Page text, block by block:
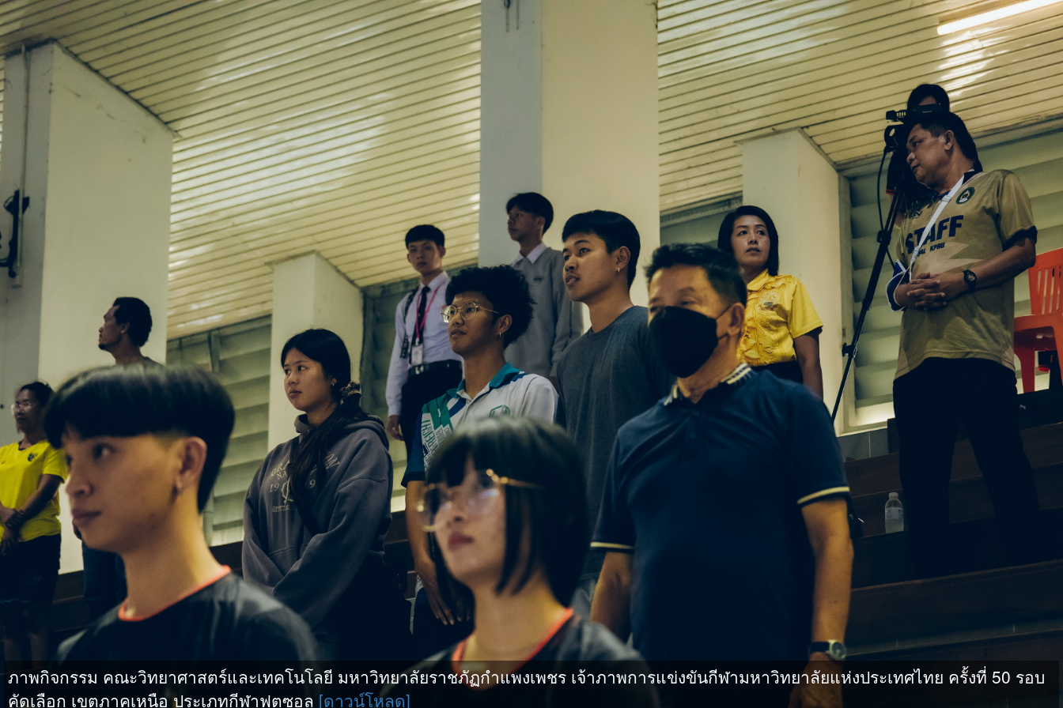
ภาพกิจกรรม คณะวิทยาศาสตร์และเทคโนโลยี มหาวิทยาลัยราชภัฏกำแพงเพชร เจ้าภาพการแข่งขันกีฬามหาวิทยาลัยแห่งประเทศไทย ครั้งที่ 50 รอบ
คัดเลือก เขตภาคเหนือ ประเภทกีฬาฟุตซอล [ดาวน์โหลด]